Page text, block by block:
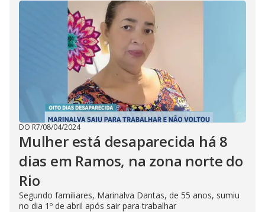
DO R7/08/04/2024
Mulher está desaparecida há 8
dias em Ramos, na zona norte do
Rio
Segundo familiares, Marinalva Dantas, de 55 anos, sumiu
no dia 1º de abril após sair para trabalhar